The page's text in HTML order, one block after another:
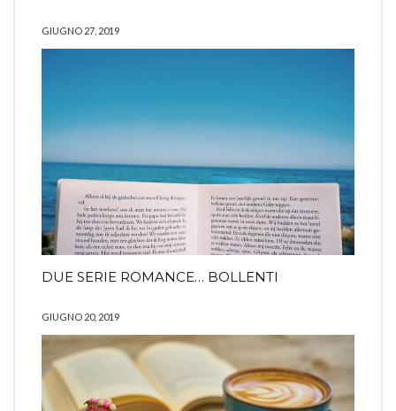
GIUGNO 27, 2019
DUE SERIE ROMANCE… BOLLENTI
GIUGNO 20, 2019